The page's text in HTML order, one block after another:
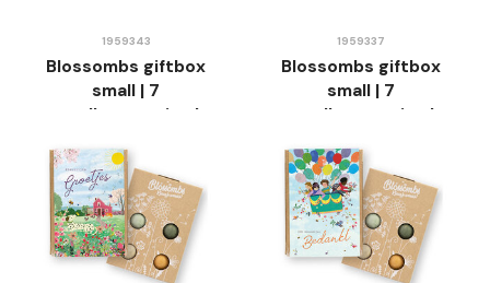
1959343
Blossombs giftbox
small | 7
zaadbommetjes |
1959337
Blossombs giftbox
small | 7
zaadbommetjes |